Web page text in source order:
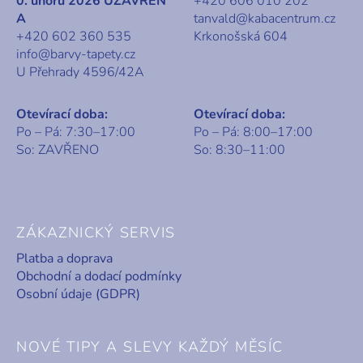
A
+420 602 360 535
info@barvy-tapety.cz
U Přehrady 4596/42A
tanvald@kabacentrum.cz
Krkonošská 604
Otevírací doba:
Po – Pá: 7:30–17:00
So: ZAVŘENO
Otevírací doba:
Po – Pá: 8:00–17:00
So: 8:30–11:00
ZÁKAZNICKÝ SERVIS
Platba a doprava
Obchodní a dodací podmínky
Osobní údaje (GDPR)
NOVÉ TIPY A SLEVY KAŽDÝ MĚSÍC